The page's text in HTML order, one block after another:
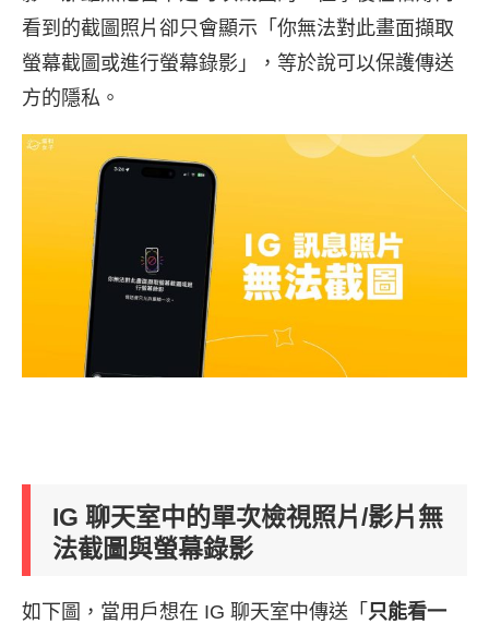
看到的截圖照片卻只會顯示「你無法對此畫面擷取
螢幕截圖或進行螢幕錄影」，等於說可以保護傳送
方的隱私。
IG 聊天室中的單次檢視照片/影片無
法截圖與螢幕錄影
如下圖，當用戶想在 IG 聊天室中傳送「 只能看一